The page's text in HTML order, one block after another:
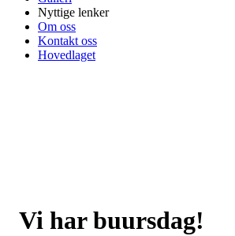
Nyttige lenker
Om oss
Kontakt oss
Hovedlaget
Vi har buursdag!